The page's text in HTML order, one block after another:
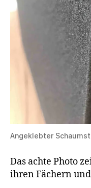
Angeklebter
Das achte Photo
ihren Fächern